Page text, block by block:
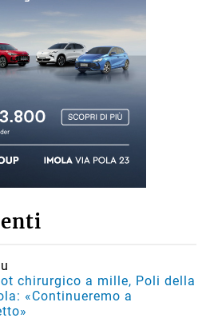
chirurgico a mille, Poli della
«Continueremo a